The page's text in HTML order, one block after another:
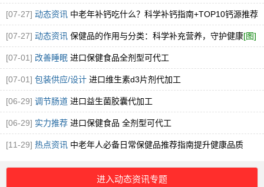
子粉火爆招商中[图]
[07-27] 动态资讯 中老年补钙吃什么？科学补钙指南+TOP10钙源推荐
[图]
[07-27] 动态资讯 保健品的作用与分类：科学补充营养，守护健康[图]
[07-01] 改善睡眠 进口保健食品全剂型可代工
[07-01] 包装供应/设计 进口维生素d3片剂代加工
[06-29] 调节肠道 进口益生菌胶囊代加工
[06-29] 实力推荐 进口保健食品 全剂型可代工
[11-29] 热点资讯 中老年人必备日常保健品推荐指南提升健康品质
进入动态资讯专题